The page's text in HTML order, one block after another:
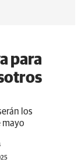
para
los
mayo